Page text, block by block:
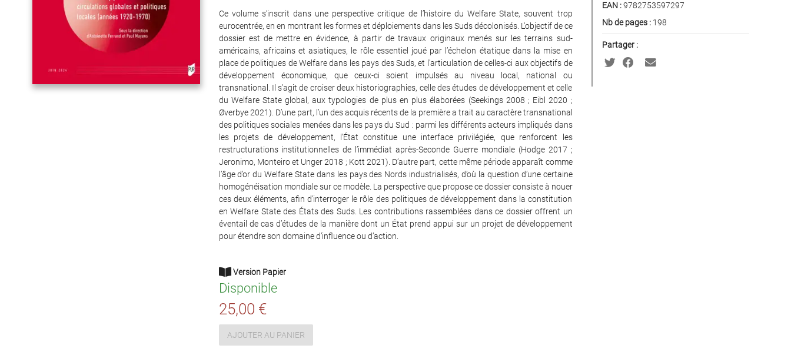
Ce volume s’inscrit dans une perspective critique de l’histoire du Welfare State, souvent trop
eurocentrée, en en montrant les formes et déploiements dans les Suds décolonisés. L'objectif de ce
dossier est de mettre en évidence, à partir de travaux originaux menés sur les terrains sud-
américains, africains et asiatiques, le rôle essentiel joué par l’échelon étatique dans la mise en
place de politiques de Welfare dans les pays des Suds, et l'articulation de celles-ci aux objectifs de
développement économique, que ceux-ci soient impulsés au niveau local, national ou
transnational. Il s’agit de croiser deux historiographies, celle des études de développement et celle
du Welfare State global, aux typologies de plus en plus élaborées (Seekings 2008 ; Eibl 2020 ;
Øverbye 2021). D’une part, l’un des acquis récents de la première a trait au caractère transnational
des politiques sociales menées dans les pays du Sud : parmi les différents acteurs impliqués dans
les projets de développement, l’État constitue une interface privilégiée, que renforcent les
restructurations institutionnelles de l’immédiat après-Seconde Guerre mondiale (Hodge 2017 ;
Jeronimo, Monteiro et Unger 2018 ; Kott 2021). D’autre part, cette même période apparaît comme
l’âge d’or du Welfare State dans les pays des Nords industrialisés, d’où la question d’une certaine
homogénéisation mondiale sur ce modèle. La perspective que propose ce dossier consiste à nouer
ces deux éléments, afin d’interroger le rôle des politiques de développement dans la constitution
en Welfare State des États des Suds. Les contributions rassemblées dans ce dossier offrent un
éventail de cas d’études de la manière dont un État prend appui sur un projet de développement
pour étendre son domaine d’influence ou d’action.
Version Papier
Disponible
25,00 €
AJOUTER AU PANIER
EAN :9782753597297
Nb de pages :198
Partager :